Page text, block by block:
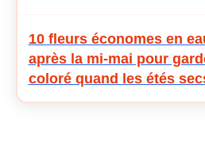
10 fleurs économes en
après la mi-mai pour
coloré quand les étés